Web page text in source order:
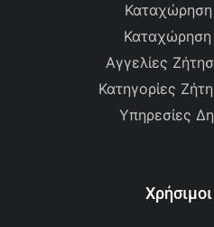
Καταχώρηση
Καταχώρηση
Αγγελίες
Κατηγορίες
Υπηρεσίες